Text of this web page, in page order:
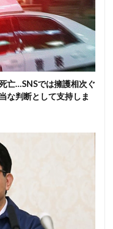
亡…SNSでは擁護相次ぐ
な判断として支持しま